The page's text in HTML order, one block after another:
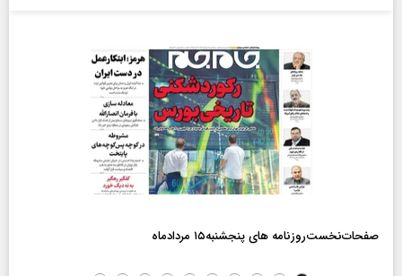
صفحات‌نخست‌روزنامه ها‌ی پنجشنبه‌۱۵ مردادماه